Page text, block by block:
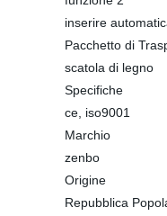
inserire
Pacchetto di
scatola di legno
Specifiche
ce, iso9001
Marchio
zenbo
Origine
Repubblica